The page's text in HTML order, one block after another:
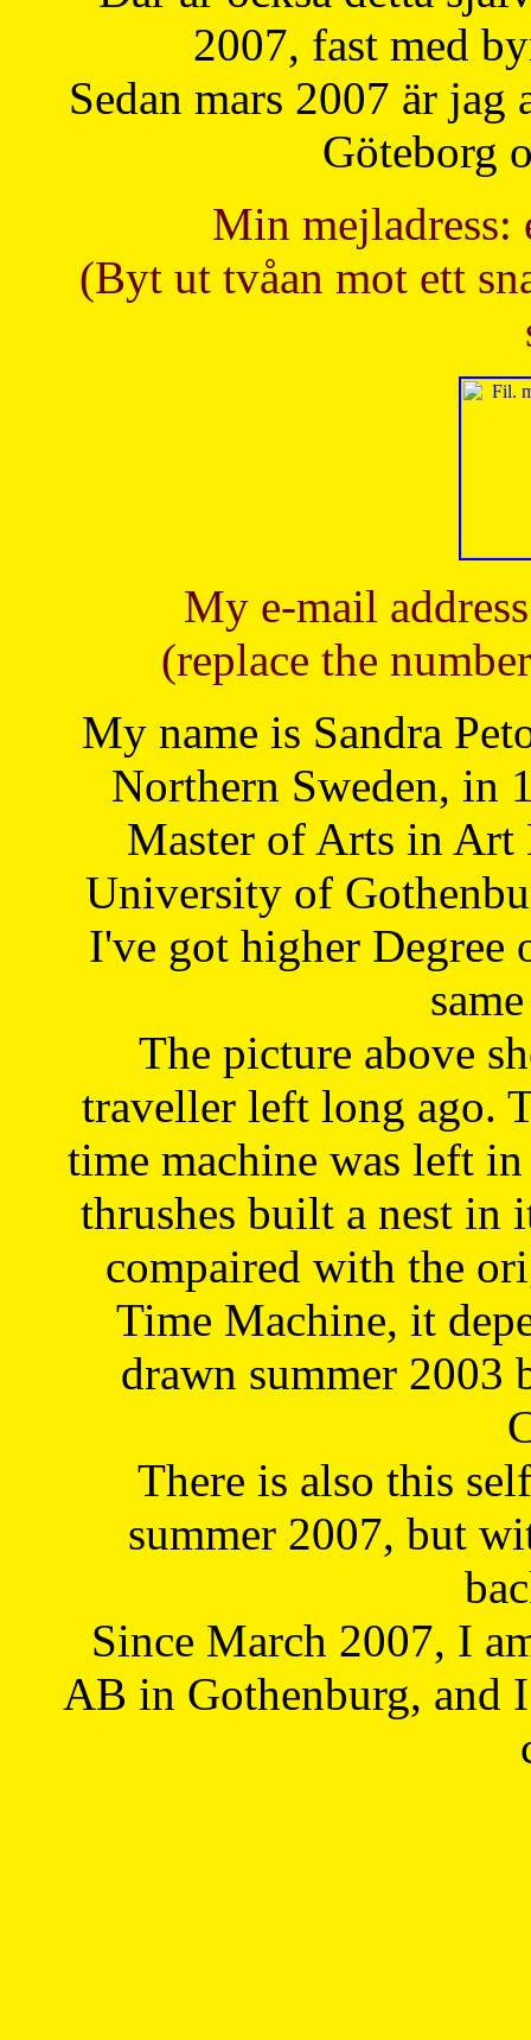
2007, fast med
Sedan mars 2007 är
Göteborg
Min mejladress:
(Byt ut tvåan mot ett
My e-mail
(replace the
My name is Sandra
Northern Sweden, in
Master of Arts in Art
University of
I've got higher Degree
The picture above
traveller left long ago.
time machine was left
thrushes built a nest in
compaired with the
Time Machine, it
drawn summer 2003
There is also this
summer 2007, but
Since March 2007, I
AB in Gothenburg, and